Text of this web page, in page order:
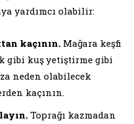
yardımcı olabilir:
kaçının. Mağara keşfi
gibi kuş yetiştirme gibi
neden olabilecek
kaçının.
Toprağı kazmadan